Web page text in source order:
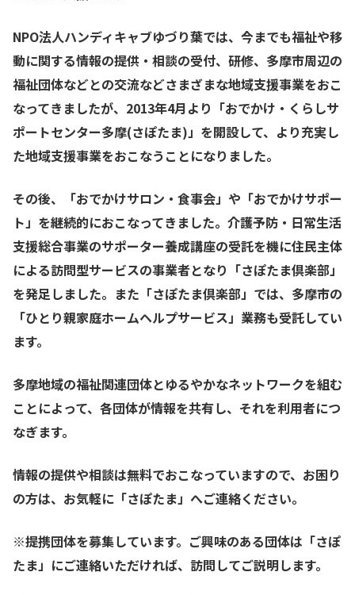
NPO法人ハンディキャブゆづり葉では、今までも福祉や移
動に関する情報の提供・相談の受付、研修、多摩市周辺の
福祉団体などとの交流などさまざまな地域支援事業をおこ
なってきましたが、2013年4月より「おでかけ・くらしサ
ポートセンター多摩(さぽたま)」を開設して、より充実し
た地域支援事業をおこなうことになりました。
その後、「おでかけサロン・食事会」や「おでかけサポー
ト」を継続的におこなってきました。介護予防・日常生活
支援総合事業のサポーター養成講座の受託を機に住民主体
による訪問型サービスの事業者となり「さぽたま倶楽部」
を発足しました。また「さぽたま倶楽部」では、多摩市の
「ひとり親家庭ホームヘルプサービス」業務も受託してい
ます。
多摩地域の福祉関連団体とゆるやかなネットワークを組む
ことによって、各団体が情報を共有し、それを利用者につ
なぎます。
情報の提供や相談は無料でおこなっていますので、お困り
の方は、お気軽に「さぽたま」へご連絡ください。
※提携団体を募集しています。ご興味のある団体は「さぽ
たま」にご連絡いただければ、訪問してご説明します。